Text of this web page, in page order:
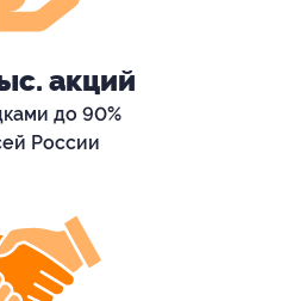
акций
до 90%
России